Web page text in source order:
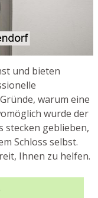
und bieten
warum eine
wurde der
stecken geblieben,
Schloss selbst.
Ihnen zu helfen.